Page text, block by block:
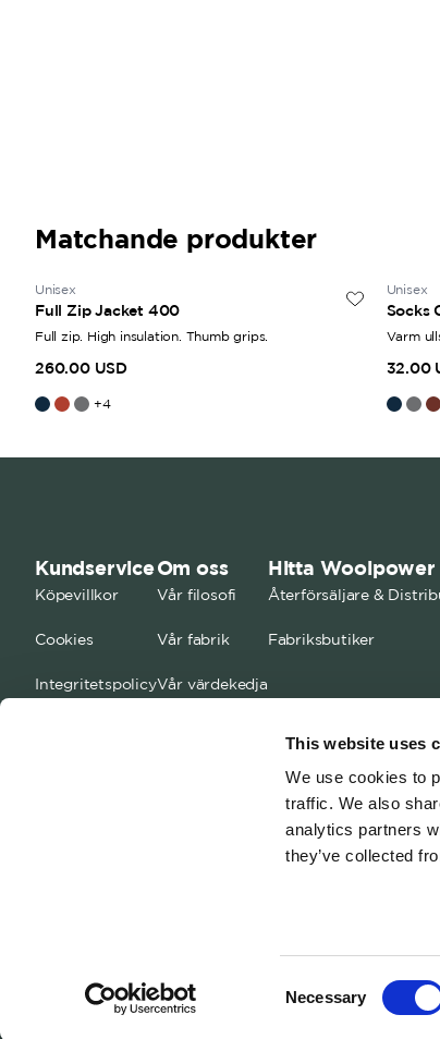
This website uses
We use cookies to
traffic. We also
analytics partners
they’ve collected
Necessary
Matchande produkter
Unisex
Full Zip Jacket 400
Full zip. High insulation. Thumb grips.
260.00 USD
+4
Unisex
Socks
Varm
32.00
Kundservice
Köpevillkor
Cookies
Integritetspolicy
Om oss
Vår filosofi
Vår fabrik
Vår värdekedja
Hitta Woolpower
Återförsäljare &
Fabriksbutiker